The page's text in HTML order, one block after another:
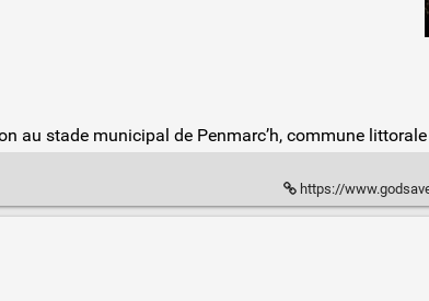
au stade municipal de Penmarc’h, commune
https://